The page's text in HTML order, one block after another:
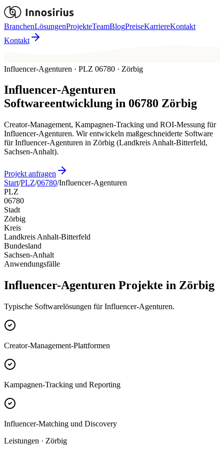
BranchenLösungenProjekteTeamBlogPreiseKarriereKontakt
Kontakt
Influencer-Agenturen · PLZ 06780 · Zörbig
Influencer-Agenturen
Softwareentwicklung in 06780 Zörbig
Creator-Management, Kampagnen-Tracking und ROI-Messung für
Influencer-Agenturen. Wir entwickeln maßgeschneiderte Software
für Influencer-Agenturen in Zörbig (Landkreis Anhalt-Bitterfeld,
Sachsen-Anhalt).
Projekt anfragen
Start/PLZ/06780/Influencer-Agenturen
PLZ
06780
Stadt
Zörbig
Kreis
Landkreis Anhalt-Bitterfeld
Bundesland
Sachsen-Anhalt
Anwendungsfälle
Influencer-Agenturen Projekte in Zörbig
Typische Softwarelösungen für Influencer-Agenturen.
Creator-Management-Plattformen
Kampagnen-Tracking und Reporting
Influencer-Matching und Discovery
Leistungen · Zörbig